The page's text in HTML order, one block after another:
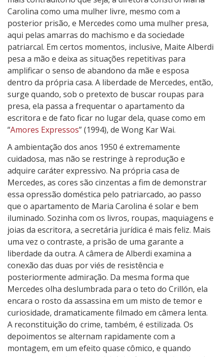
Carolina como uma mulher livre, mesmo com a
posterior prisão, e Mercedes como uma mulher presa,
aqui pelas amarras do machismo e da sociedade
patriarcal. Em certos momentos, inclusive, Maite Alberdi
pesa a mão e deixa as situações repetitivas para
amplificar o senso de abandono da mãe e esposa
dentro da própria casa. A liberdade de Mercedes, então,
surge quando, sob o pretexto de buscar roupas para
presa, ela passa a frequentar o apartamento da
escritora e de fato ficar no lugar dela, quase como em
“Amores Expressos” (1994), de Wong Kar Wai.
A ambientação dos anos 1950 é extremamente
cuidadosa, mas não se restringe à reprodução e
adquire caráter expressivo. Na própria casa de
Mercedes, as cores são cinzentas a fim de demonstrar
essa opressão doméstica pelo patriarcado, ao passo
que o apartamento de Maria Carolina é solar e bem
iluminado. Sozinha com os livros, roupas, maquiagens e
joias da escritora, a secretária jurídica é mais feliz. Mais
uma vez o contraste, a prisão de uma garante a
liberdade da outra. A câmera de Alberdi examina a
conexão das duas por viés de resistência e
posteriormente admiração. Da mesma forma que
Mercedes olha deslumbrada para o teto do Crillón, ela
encara o rosto da assassina em um misto de temor e
curiosidade, dramaticamente filmado em câmera lenta.
A reconstituição do crime, também, é estilizada. Os
depoimentos se alternam rapidamente com a
montagem, em um efeito quase cômico, e quando